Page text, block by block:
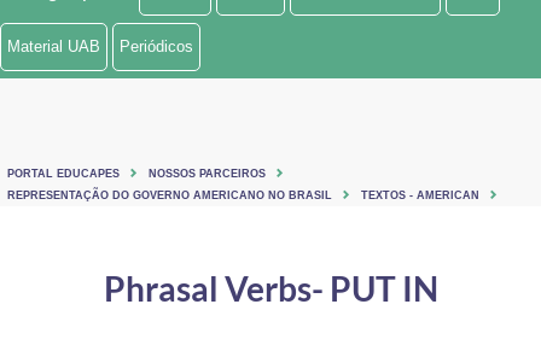
Ministério de Minas e Energia
Ministério do Turismo
Controladoria-Geral da União
Material UAB Periódicos
PORTAL EDUCAPES
NOSSOS PARCEIROS
REPRESENTAÇÃO DO GOVERNO AMERICANO NO BRASIL
TEXTOS - AMERICAN
Phrasal Verbs- PUT IN